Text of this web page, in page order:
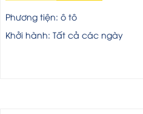
Phương tiện: ô tô
Khởi hành: Tất cả các ngày